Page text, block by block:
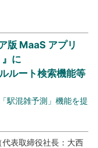
版 MaaS アプリ
』に
ルート検索機能等
駅混雑予測」機能を提
表取締役社長：大西